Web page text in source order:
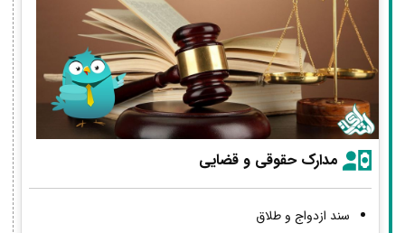
مدارک حقوقی و قضایی
سند ازدواج و طلاق